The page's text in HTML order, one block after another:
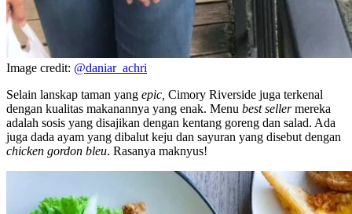
Image credit: @daniar_achri
Selain lanskap taman yang epic, Cimory Riverside juga terkenal
dengan kualitas makanannya yang enak. Menu best sellermereka
adalah sosis yang disajikan dengan kentang goreng dan salad. Ada
juga dada ayam yang dibalut keju dan sayuran yang disebut dengan
chicken gordon bleu. Rasanya maknyus!